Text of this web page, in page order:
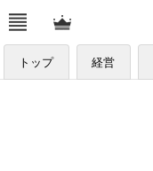
トップ 経営